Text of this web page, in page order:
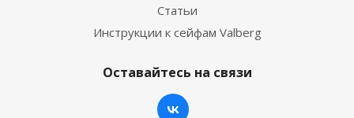
Статьи
Инструкции к сейфам Valberg
Оставайтесь на связи